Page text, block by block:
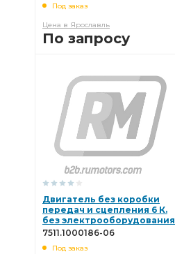
Под заказ
Цена в Ярославль
По запросу
Двигатель без коробки
передач и сцепления 6 К.
без электрооборудования
7511.1000186-06
7511.1000186-06
Под заказ